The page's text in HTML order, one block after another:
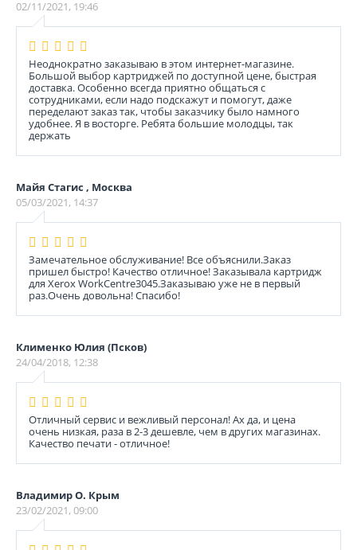
02/11/2021, 19:46
Неоднократно заказываю в этом интернет-магазине.
Большой выбор картриджей по доступной цене, быстрая
доставка. Особенно всегда приятно общаться с
сотрудниками, если надо подскажут и помогут, даже
переделают заказ так, чтобы заказчику было намного
удобнее. Я в восторге. Ребята большие молодцы, так
держать
Майя Стагис , Москва
05/03/2021, 14:37
Замечательное обслуживание! Все объяснили.Заказ
пришел быстро! Качество отличное! Заказывала картридж
для Xerox WorkCentre3045.Заказываю уже не в первый
раз.Очень довольна! Спасибо!
Клименко Юлия (Псков)
24/04/2018, 12:38
Отличный сервис и вежливый персонал! Ах да, и цена
очень низкая, раза в 2-3 дешевле, чем в других магазинах.
Качество печати - отличное!
Владимир О. Крым
23/02/2021, 09:00